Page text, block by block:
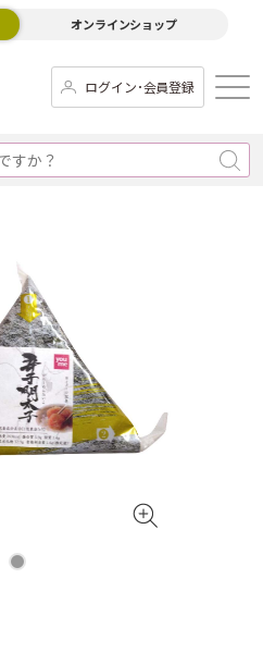
オンラインショップ
ログイン･会員登録